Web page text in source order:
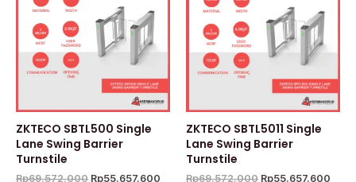
ZKTECO SBTL500 Single
Lane Swing Barrier
Turnstile
Rp69.572.000 Rp55.657.600
Rp55.657.600.
ZKTECO SBTL5011 Single
Lane Swing Barrier
Turnstile
Rp69.572.000 Rp55.657.600